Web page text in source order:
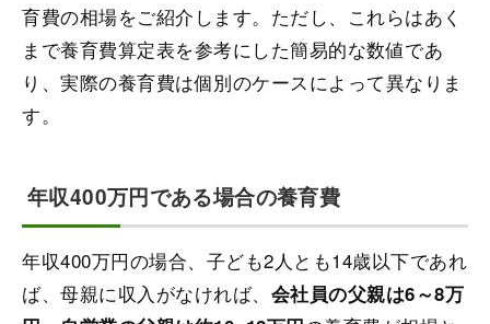
育費の相場をご紹介します。ただし、これらはあく
まで養育費算定表を参考にした簡易的な数値であ
り、実際の養育費は個別のケースによって異なりま
す。
年収400万円である場合の養育費
年収400万円の場合、子ども2人とも14歳以下であれ
ば、母親に収入がなければ、 会社員の父親は6～8万